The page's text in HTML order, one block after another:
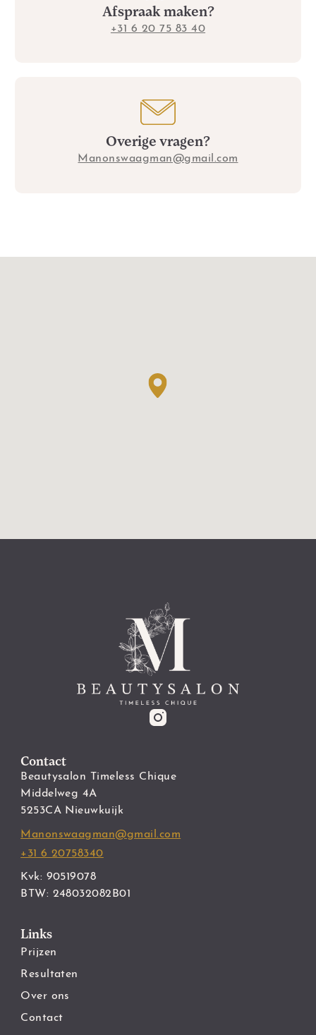
Afspraak maken?
+31 6 20 75 83 40
Overige vragen?
Manonswaagman@gmail.com
Contact
Beautysalon Timeless Chique
Middelweg 4A
5253CA Nieuwkuijk
Manonswaagman@gmail.com
+31 6 20758340
Kvk: 90519078
BTW: 248032082B01
Links
Prijzen
Resultaten
Over ons
Contact